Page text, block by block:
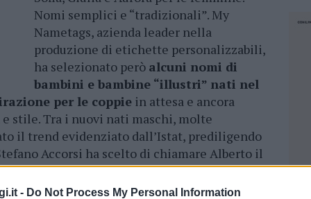
- Do Not Process My Personal Information
Nomi semplici e “tradizionali”. My
Nametags, azienda leader nella
produzione di etichette personalizzabili,
ha selezionato però alcuni nomi di
bambini e bambine “illustri” nati nel
per le coppie in attesa e ancora
stile. Tra i nuovi nati maschi, molte
il trend evidenziato dall’Istat, prediligendo
Accorsi ha scelto di chiamare Alberto il
mentre la collega Giulia Bevilacqua ha
nato a giugno.